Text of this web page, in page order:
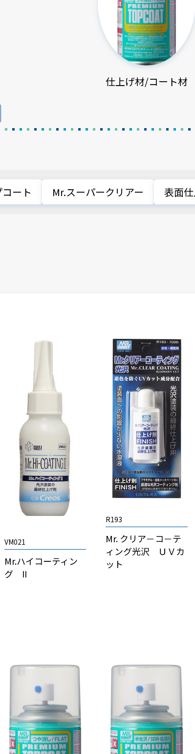
仕上げ材/コート材
ート Mr.スーパークリアー 表面
VM021
Mr.ハイコーティン
グ II
R193
Mr. クリア－コ－テ
ィング光沢 ＵＶカ
ット